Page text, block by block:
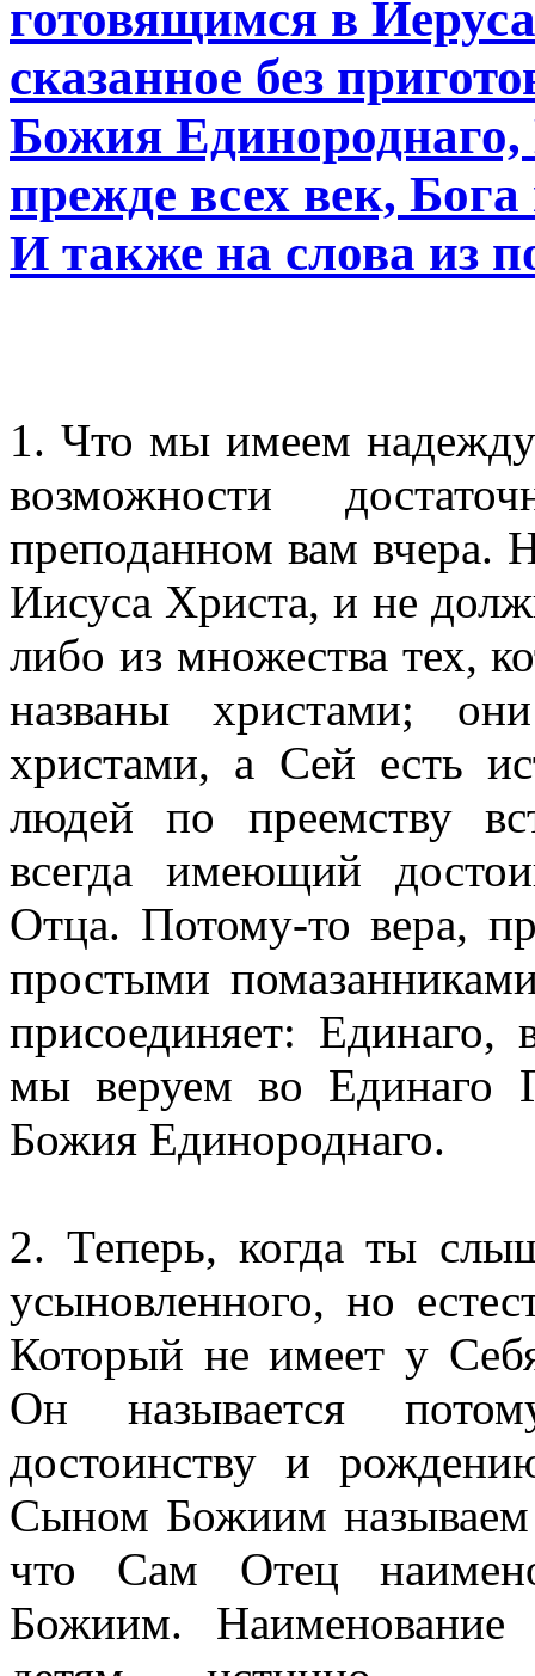
готовящимся в
сказанное без
Божия
прежде всех век,
И также на слова из
1. Что мы имеем
возможности
преподанном вам вчера.
Иисуса Христа, и не
либо из множества тех,
названы христами;
христами, а Сей есть
людей по преемству
всегда имеющий
Отца. Потому-то вера,
простыми
присоединяет:
мы веруем во Единаго
Божия Единороднаго.
2. Теперь, когда ты
усыновленного, но
Который не имеет у
Он называется
достоинству и
Сыном Божиим
что Сам Отец
Божиим.